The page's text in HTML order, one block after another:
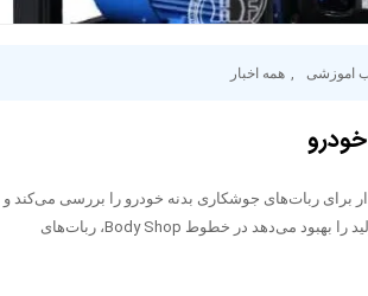
اموزشی , همه اخبار
برای ربات‌های جوشکاری بدنه خودرو را بررسی می‌کند و
توضیح می‌دهد چگونه فشار مناسب، کیفیت جوش و سرعت تولید را بهبود می‌دهد در خطوط Body Shop، ربات‌های